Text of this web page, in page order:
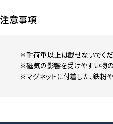
注意事項
※耐荷重以上は載せないでくだ
※磁気の影響を受けやすい物の
※マグネットに付着した、鉄粉